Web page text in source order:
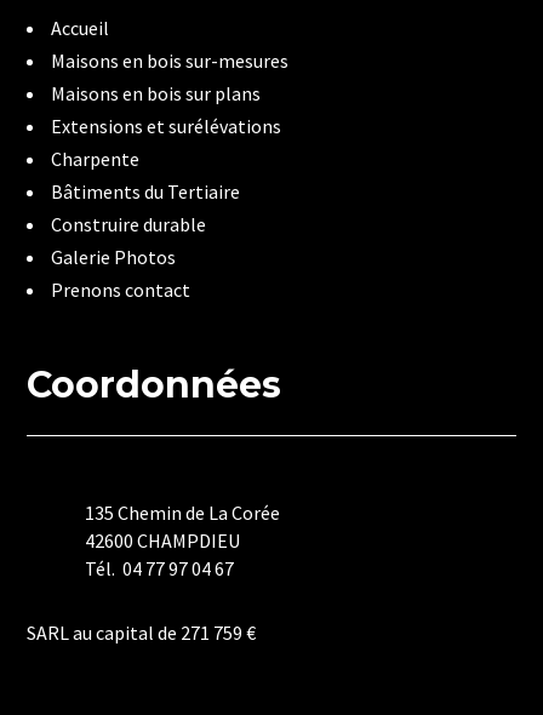
Accueil
Maisons en bois sur-mesures
Maisons en bois sur plans
Extensions et surélévations
Charpente
Bâtiments du Tertiaire
Construire durable
Galerie Photos
Prenons contact
Coordonnées
135 Chemin de La Corée
42600 CHAMPDIEU
Tél. 04 77 97 04 67
SARL au capital de 271 759 €
Politique de Confidentialité